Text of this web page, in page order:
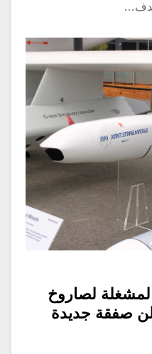
لصاروخ
صفقة جديدة